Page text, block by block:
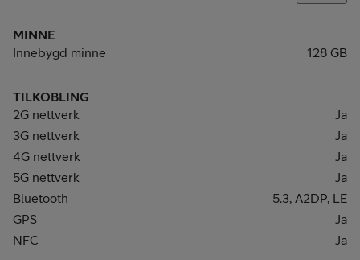
MINNE
Innebygd minne
128 GB
TILKOBLING
2G nettverk
Ja
3G nettverk
Ja
4G nettverk
Ja
5G nettverk
Ja
Bluetooth
5.3, A2DP, LE
GPS
Ja
NFC
Ja